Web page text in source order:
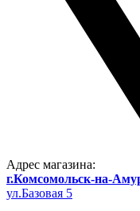
Адрес магазина:
г.Комсомольск-на-
ул.Базовая 5